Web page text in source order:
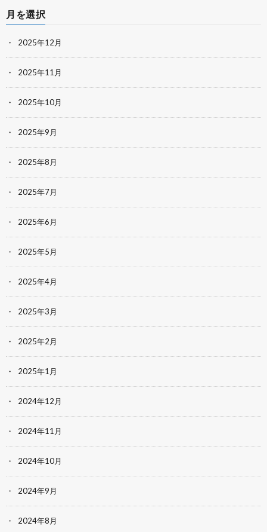
月を選択
2025年12月
2025年11月
2025年10月
2025年9月
2025年8月
2025年7月
2025年6月
2025年5月
2025年4月
2025年3月
2025年2月
2025年1月
2024年12月
2024年11月
2024年10月
2024年9月
2024年8月